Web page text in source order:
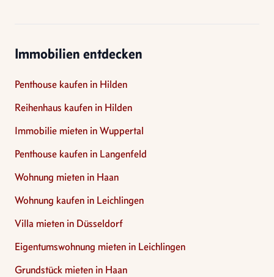
Immobilien entdecken
Penthouse kaufen in Hilden
Reihenhaus kaufen in Hilden
Immobilie mieten in Wuppertal
Penthouse kaufen in Langenfeld
Wohnung mieten in Haan
Wohnung kaufen in Leichlingen
Villa mieten in Düsseldorf
Eigentumswohnung mieten in Leichlingen
Grundstück mieten in Haan